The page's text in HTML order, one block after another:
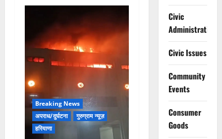
Breaking News
अपराध/दुर्घटना
गुरुग्राम न्यूज़
हरियाणा
Civic
Administration
Civic Issues
Community
Events
Consumer
Goods